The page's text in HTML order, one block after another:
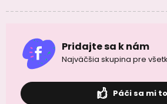
Pridajte sa k nám
Najväčšia skupina pre
Páči sa mi to